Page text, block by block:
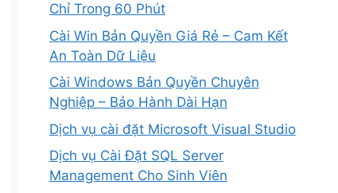
Chỉ Trong 60 Phút
Cài Win Bản Quyền Giá Rẻ – Cam Kết
An Toàn Dữ Liệu
Cài Windows Bản Quyền Chuyên
Nghiệp – Bảo Hành Dài Hạn
Dịch vụ cài đặt Microsoft Visual Studio
Dịch vụ Cài Đặt SQL Server
Management Cho Sinh Viên